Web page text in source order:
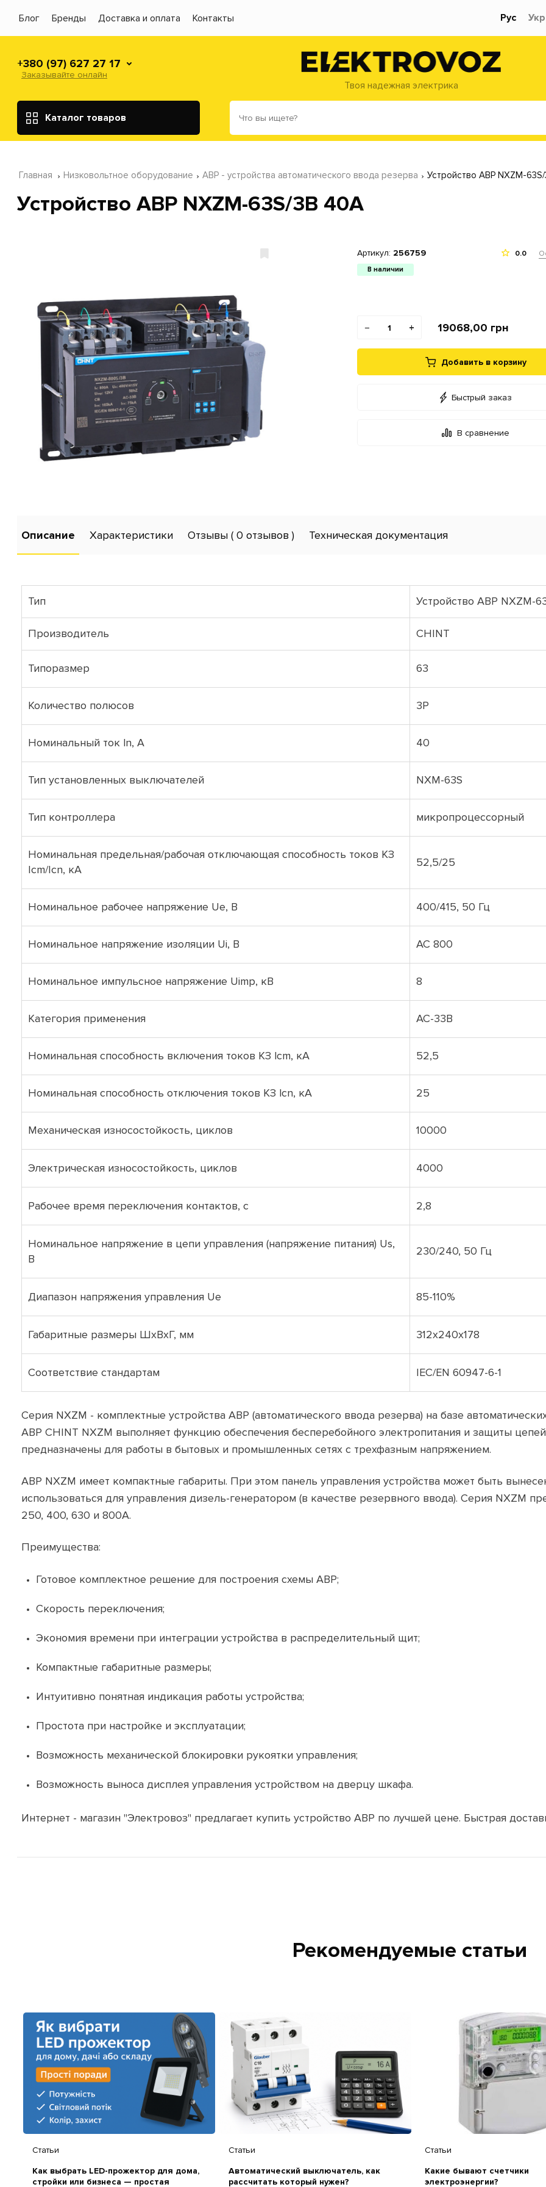
Блог Бренды Доставка и оплата Контакты Рус Укр
+380 (97) 627 27 17
Заказывайте онлайн
Твоя надежная электрика
Каталог товаров
Главная Низковольтное оборудование АВР - устройства автоматического ввода резерва Устройство АВР NXZM-
Устройство АВР NXZM-63S/3B 40A
Артикул: 256759
В наличии
0.0
− + 19068,00 грн
Добавить в корзину
Быстрый заказ
В сравнение
Описание Характеристики Отзывы ( 0 отзывов ) Техническая документация
Тип Устройство АВР NXZM-
Производитель CHINT
Типоразмер 63
Количество полюсов 3P
Номинальный ток ln, А 40
Тип установленных выключателей NXM-63S
Тип контроллера микропроцессорный
Номинальная предельная/рабочая отключающая способность токов КЗ
Icm/Icn, кА
52,5/25
Номинальное рабочее напряжение Uе, В 400/415, 50 Гц
Номинальное напряжение изоляции Ui, B АС 800
Номинальное импульсное напряжение Uimp, кВ 8
Категория применения АС-33В
Номинальная способность включения токов КЗ lcm, кА 52,5
Номинальная способность отключения токов КЗ lcn, кА 25
Механическая износостойкость, циклов 10000
Электрическая износостойкость, циклов 4000
Рабочее время переключения контактов, с 2,8
Номинальное напряжение в цепи управления (напряжение питания) Us,
B
230/240, 50 Гц
Диапазон напряжения управления Ue 85-110%
Габаритные размеры ШхВхГ, мм 312x240x178
Соответствие стандартам IEC/EN 60947-6-1
Серия NXZM - комплектные устройства АВР (автоматического ввода резерва) на базе
АВР CHINT NXZM выполняет функцию обеспечения бесперебойного электропитания и защиты
предназначены для работы в бытовых и промышленных сетях с трехфазным напряжением.
АВР NXZM имеет компактные габариты. При этом панель управления устройства может быть
использоваться для управления дизель-генератором (в качестве резервного ввода). Серия NXZM
250, 400, 630 и 800А.
Преимущества:
Готовое комплектное решение для построения схемы АВР;
Скорость переключения;
Экономия времени при интеграции устройства в распределительный щит;
Компактные габаритные размеры;
Интуитивно понятная индикация работы устройства;
Простота при настройке и эксплуатации;
Возможность механической блокировки рукоятки управления;
Возможность выноса дисплея управления устройством на дверцу шкафа.
Интернет - магазин "Электровоз" предлагает купить устройство АВР по лучшей цене. Быстрая
Рекомендуемые статьи
Статьи
Как выбрать LED-прожектор для дома,
стройки или бизнеса — простая
Статьи
Автоматический выключатель, как
рассчитать который нужен?
Статьи
Какие бывают счетчики
электроэнергии?